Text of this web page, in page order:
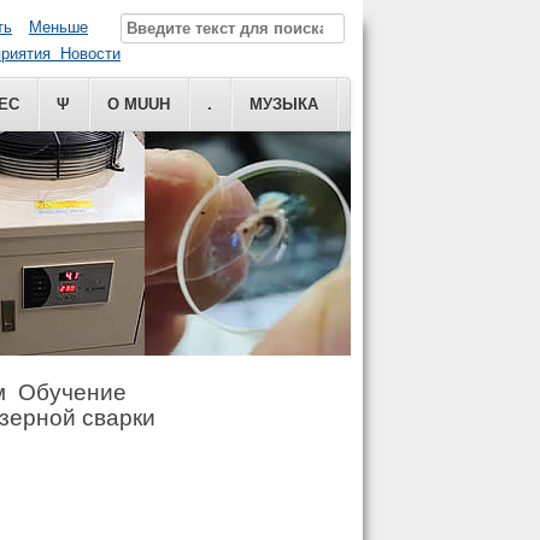
Ψ О MUUH . МУЗЫКА
Обучение
сварки
Меньше
Новости